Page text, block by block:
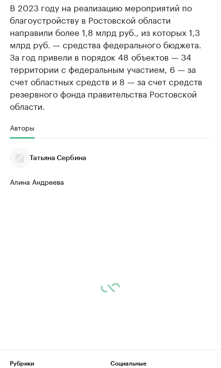
В 2023 году на реализацию мероприятий по
благоустройству в Ростовской области
направили более 1,8 млрд руб., из которых 1,3
млрд руб. — средства федерального бюджета.
За год привели в порядок 48 объектов — 34
территории с федеральным участием, 6 — за
счет областных средств и 8 — за счет средств
резервного фонда правительства Ростовской
области.
Авторы
Татьяна Сербина
Алина Андреева
Рубрики
Социальные